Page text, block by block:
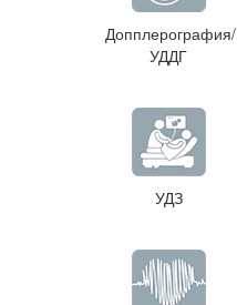
Допплерография/
УДДГ
УДЗ